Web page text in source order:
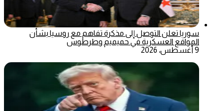
سوريا تعلن التوصل إلى مذكرة تفاهم مع روسيا بشأن
المواقع العسكرية في حميميم وطرطوس
9 أغسطس، 2026